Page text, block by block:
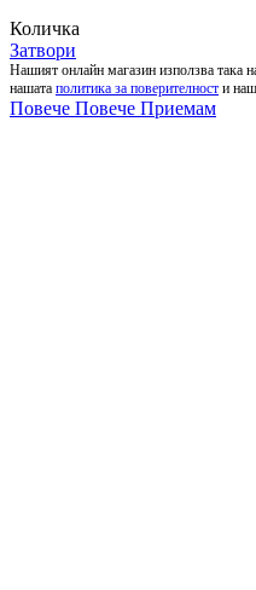
Количка
Затвори
Нашият онлайн магазин използва така
нашата политика за поверителност и
Повече Повече Приемам